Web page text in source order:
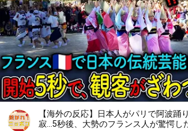
【海外の反応】日本人がパリで阿波踊
寂…5秒後、大勢のフランス人が驚愕し